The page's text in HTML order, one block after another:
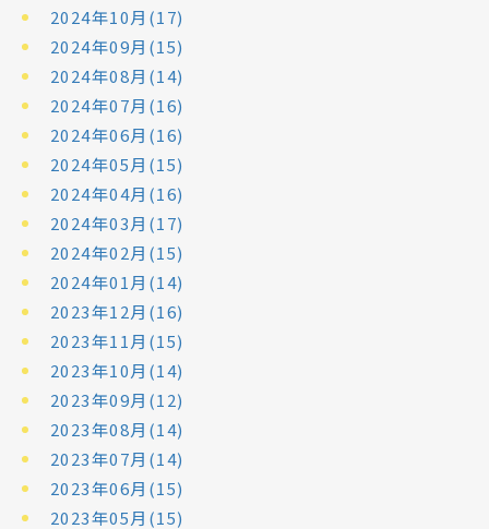
2024年10月(17)
2024年09月(15)
2024年08月(14)
2024年07月(16)
2024年06月(16)
2024年05月(15)
2024年04月(16)
2024年03月(17)
2024年02月(15)
2024年01月(14)
2023年12月(16)
2023年11月(15)
2023年10月(14)
2023年09月(12)
2023年08月(14)
2023年07月(14)
2023年06月(15)
2023年05月(15)